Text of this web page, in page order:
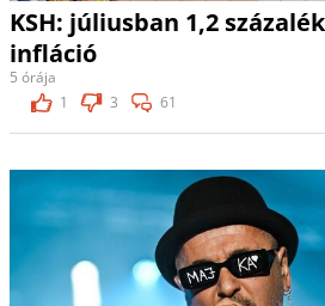
KSH: júliusban 1,2
infláció
5 órája
1
3 61